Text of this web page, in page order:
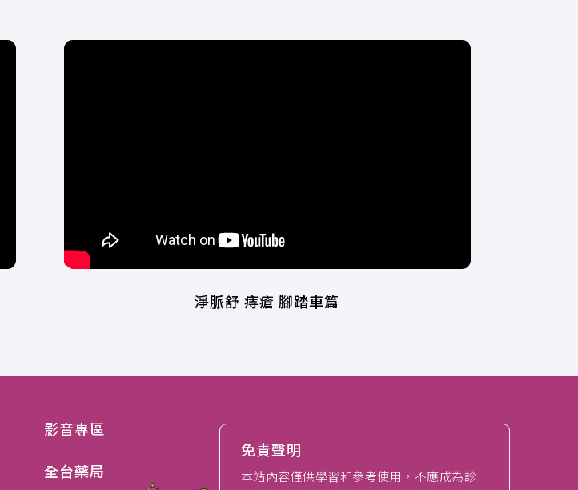
淨脈舒 痔瘡 腳踏車篇
影音專區
全台藥局
免責聲明
本站內容僅供學習和參考使用，不應成為診